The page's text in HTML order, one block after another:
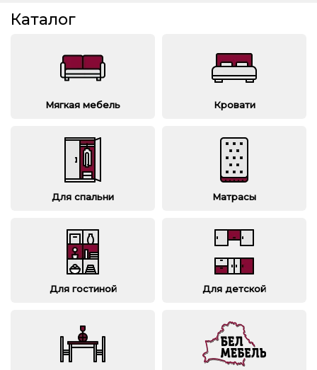
Каталог
Мягкая мебель Кровати
Для спальни Матрасы
Для гостиной Для детской